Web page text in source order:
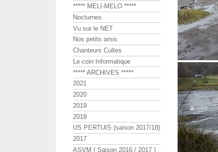
***** MELI-MELO *****
Nocturnes
Vu sur le NET
Nos petits amis
Chanteurs Cultes
Le coin Informatique
***** ARCHIVES *****
2021
2020
2019
2018
US PERTUIS (saison 2017/18)
2017
ASVM ( Saison 2016 / 2017 )